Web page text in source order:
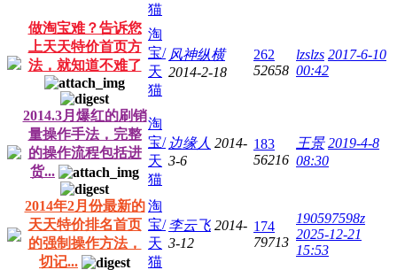
猫
做淘宝难？告诉您
上天天特价首页方
法，就知道不难了
淘
宝/
天
猫
风神纵横
2014-2-18
262
52658
lzslzs 2017-6-10
00:42
2014.3月爆红的刷销
量操作手法，完整
的操作流程包括进
货...
淘
宝/
天
猫
边缘人 2014-
3-6
183
56216
王景 2019-4-8
08:30
2014年2月份最新的
天天特价排名首页
的强制操作方法，
切记...
淘
宝/
天
猫
李云飞 2014-
3-12
174
79713
190597598z
2025-12-21
15:53